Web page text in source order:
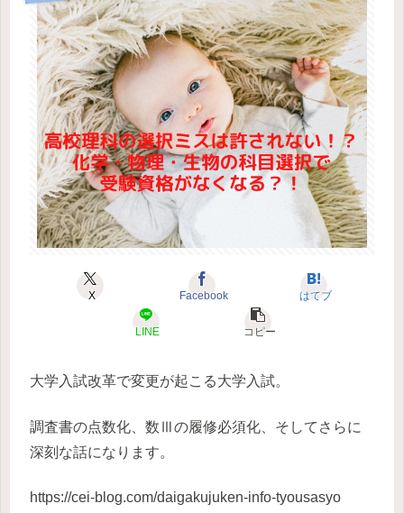
X Facebook はてブ
LINE コピー
大学入試改革で変更が起こる大学入試。
調査書の点数化、数Ⅲの履修必須化、そしてさらに
深刻な話になります。
https://cei-blog.com/daigakujuken-info-tyousasyo